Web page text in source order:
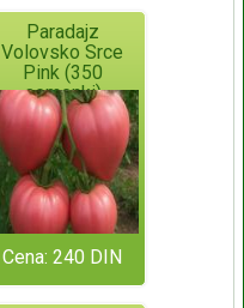
Paradajz
Volovsko Srce
Pink (350
semenki)
Cena: 240 DIN